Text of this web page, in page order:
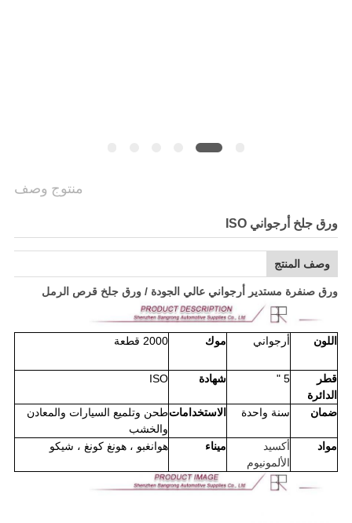
منتوج وصف
ورق جلخ أرجواني ISO
وصف المنتج
ورق صنفرة مستدير أرجواني عالي الجودة / ورق جلخ قرص الرمل
اللون أرجواني موك 2000 قطعة
قطر
الدائرة
5 " شهادة ISO
ضمان سنة واحدة الاستخداماتطحن وتلميع السيارات والمعادن
والخشب
مواد
أكسيد
الألمونيوم
ميناء هوانغبو ، هونغ كونغ ، شيكو